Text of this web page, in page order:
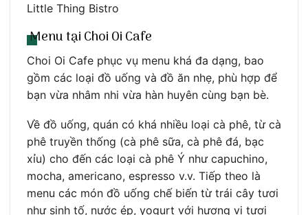
Little Thing Bistro
Menu tại Choi Oi Cafe
Choi Oi Cafe phục vụ menu khá đa dạng, bao
gồm các loại đồ uống và đồ ăn nhẹ, phù hợp để
bạn vừa nhâm nhi vừa hàn huyên cùng bạn bè.
Về đồ uống, quán có khá nhiều loại cà phê, từ cà
phê truyền thống (cà phê sữa, cà phê đá, bạc
xỉu) cho đến các loại cà phê Ý như capuchino,
mocha, americano, espresso v.v. Tiếp theo là
menu các món đồ uống chế biến từ trái cây tươi
như sinh tố, nước ép, yogurt với hương vị tươi